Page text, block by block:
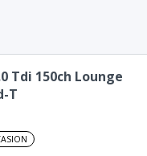
Tdi 150ch Lounge
T